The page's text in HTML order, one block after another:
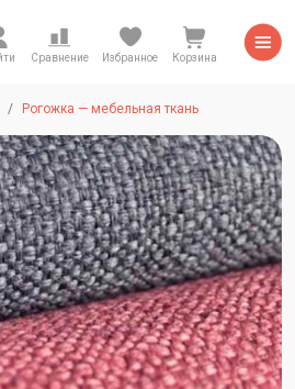
Сравнение Избранное Корзина
Рогожка — мебельная ткань